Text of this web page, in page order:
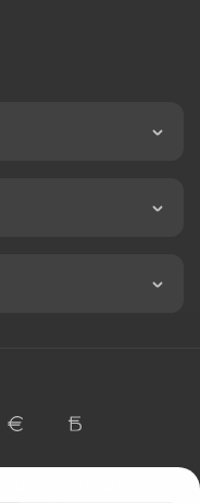
цветов в Самаре